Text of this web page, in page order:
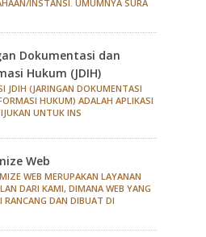
INSTANSI. UMUMNYA SURA
Dokumentasi dan
Hukum (JDIH)
JDIH (JARINGAN DOKUMENTASI
HUKUM) ADALAH APLIKASI
UNTUK INS
Web
WEB MERUPAKAN LAYANAN
DARI KAMI, DIMANA WEB YANG
RANCANG DAN DIBUAT DI